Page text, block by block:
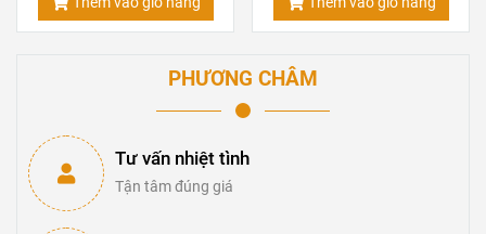
PHƯƠNG CHÂM
Tư vấn nhiệt tình
Tận tâm đúng giá